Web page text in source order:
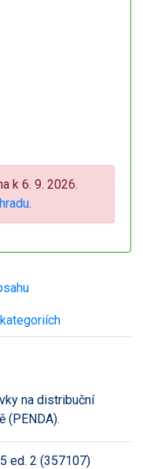
k 6. 9. 2026.
.
na distribuční
(PENDA).
ed. 2 (357107)